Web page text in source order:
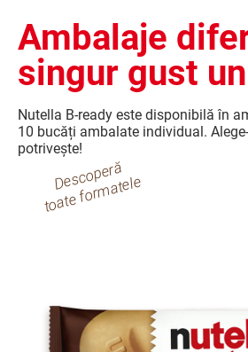
Ambalaje
singur gust
Nutella B-ready este disponibilă în
10 bucăți ambalate individual.
potrivește!
D
e
s
c
o
p
er
ă
t
o
at
e f
or
m
at
el
e